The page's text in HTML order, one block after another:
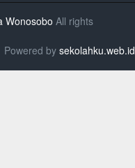
Wonosobo All rights
Powered by sekolahku.web.id